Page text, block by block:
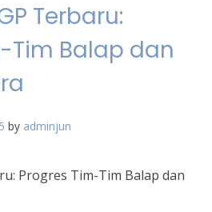
Terbaru:
Tim Balap dan
by adminjun
Progres Tim-Tim Balap dan